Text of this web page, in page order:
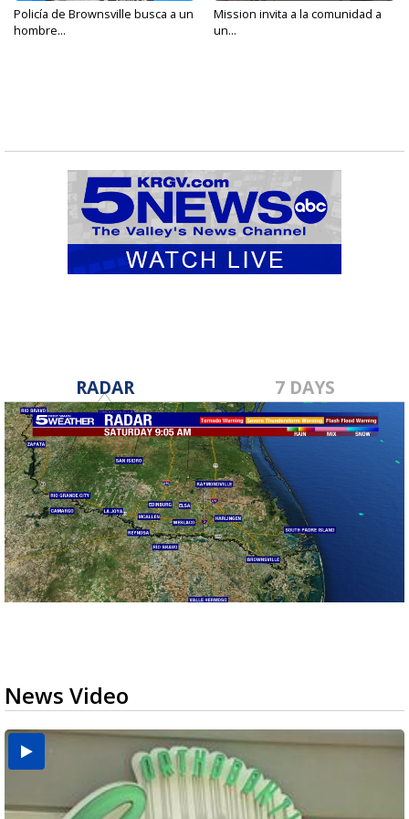
Policía de Brownsville busca a un
hombre...
Mission invita a la comunidad a
un...
RADAR 7 DAYS
News Video